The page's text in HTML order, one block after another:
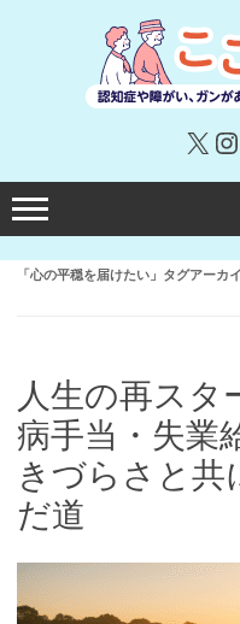
X
「心の平穏を届けたい 」タグアーカ
人生の再スタ
病手当・失業
きづらさと共
だ道